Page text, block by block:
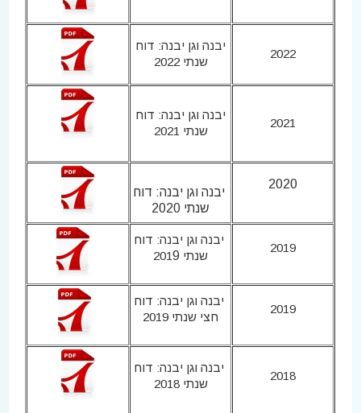
2022
יבנה וגן יבנה: דוח
שנתי 2022
2021
יבנה וגן יבנה: דוח
שנתי 2021
2020
יבנה וגן יבנה: דוח
שנתי 2020
2019
יבנה וגן יבנה: דוח
שנתי 201 9
2019
יבנה וגן יבנה: דוח
חצי שנתי 2019
2018
יבנה וגן יבנה: דוח
שנתי 2018